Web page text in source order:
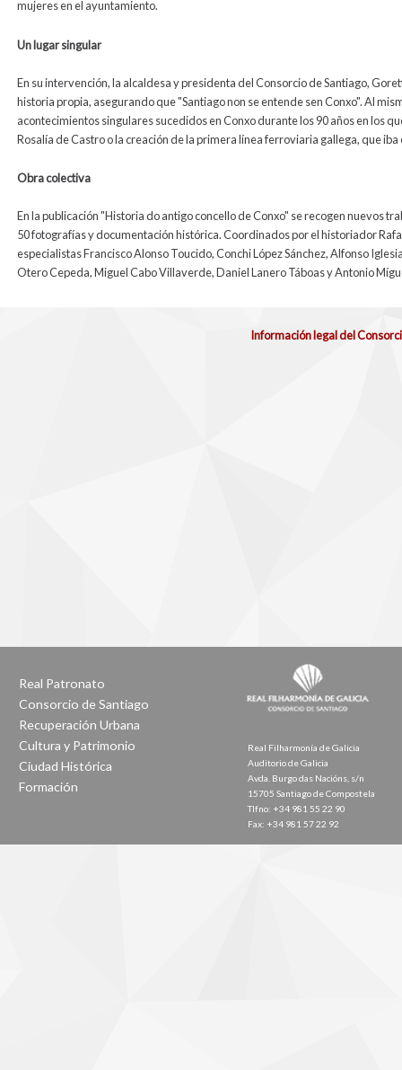
mujeres en el ayuntamiento.
Un lugar singular
En su intervención, la alcaldesa y presidenta del Consorcio de Santiago,
historia propia, asegurando que "Santiago non se entende sen Conxo". Al
acontecimientos singulares sucedidos en Conxo durante los 90 años en los
Rosalía de Castro o la creación de la primera línea ferroviaria gallega, que
Obra colectiva
En la publicación "Historia do antigo concello de Conxo" se recogen nuevos
50 fotografías y documentación histórica. Coordinados por el historiador
especialistas Francisco Alonso Toucido, Conchi López Sánchez, Alfonso
Otero Cepeda, Miguel Cabo Villaverde, Daniel Lanero Táboas y Antonio
Información legal del
Real Patronato
Consorcio de Santiago
Recuperación Urbana
Cultura y Patrimonio
Ciudad Histórica
Formación
Real Filharmonía de Galicia
Auditorio de Galicia
Avda. Burgo das Nacións, s/n
15705 Santiago de Compostela
Tlfno: +34 981 55 22 90
Fax: +34 981 57 22 92